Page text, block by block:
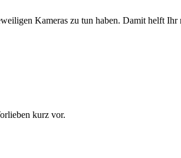
Kameras zu tun haben. Damit helft
kurz vor.